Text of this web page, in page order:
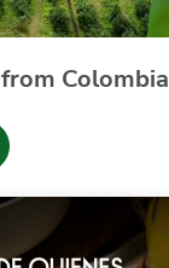
Colombia